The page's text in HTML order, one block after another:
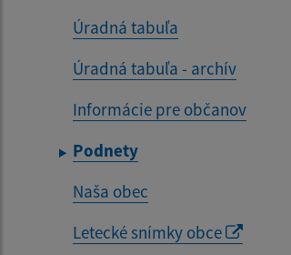
Úradná tabuľa
Úradná tabuľa - archív
Informácie pre občanov
Podnety
Naša obec
Letecké snímky obce